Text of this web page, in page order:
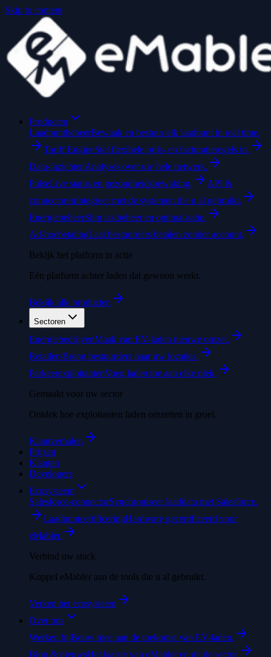
Skip to content
Producten
LaadpuntbeheerBewaak en bestuur elk laadpunt in real time.
Tariff EngineStel flexibele prijs- en facturatieregels in.
Data-inzichtenAnalyses over uw hele netwerk.
PulseLive status en gezondheidsbewaking.
API &
connectorenIntegreer met de systemen die u al gebruikt.
EnergiebeheerSlim lastbeheer en optimalisatie.
Ad-hocbetalingLaat bestuurders betalen zonder account.
Bekijk het platform in actie
Eén platform achter laden dat gewoon werkt.
Bekijk alle producten
Sectoren
EnergiebedrijvenMaak van EV-laden nieuwe omzet.
RetailersBreng bestuurders naar uw locaties.
ParkeerexploitantenVoeg laden toe aan elke plek.
Gemaakt voor uw sector
Ontdek hoe exploitanten laden omzetten in groei.
Klantverhalen
Prijzen
Klanten
Developers
Ecosysteem
Salesforce-connectorSynchroniseer laaddata met Salesforce.
LaadpuntcertificeringHardware gecertificeerd voor
eMabler.
Verbind uw stack
Koppel eMabler aan de tools die u al gebruikt.
Verken het ecosysteem
Over ons
Werken bijBouw mee aan de toekomst van EV-laden.
Blog & nieuwsHet laatste van eMabler en uit de sector.